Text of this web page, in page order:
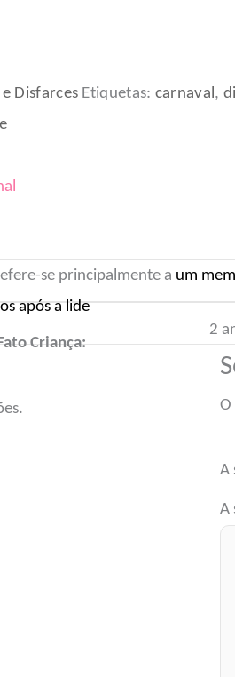
Disfarces Etiquetas: carnaval,
se principalmente a um
após a lide
Criança:
2
O
A
A